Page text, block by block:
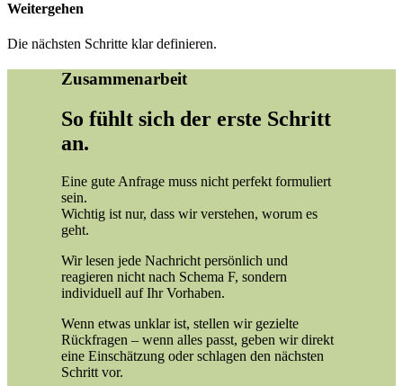
Weitergehen
Die nächsten Schritte klar definieren.
Zusammenarbeit
So fühlt sich der erste Schritt
an.
Eine gute Anfrage muss nicht perfekt formuliert
sein.
Wichtig ist nur, dass wir verstehen, worum es
geht.
Wir lesen jede Nachricht persönlich und
reagieren nicht nach Schema F, sondern
individuell auf Ihr Vorhaben.
Wenn etwas unklar ist, stellen wir gezielte
Rückfragen – wenn alles passt, geben wir direkt
eine Einschätzung oder schlagen den nächsten
Schritt vor.